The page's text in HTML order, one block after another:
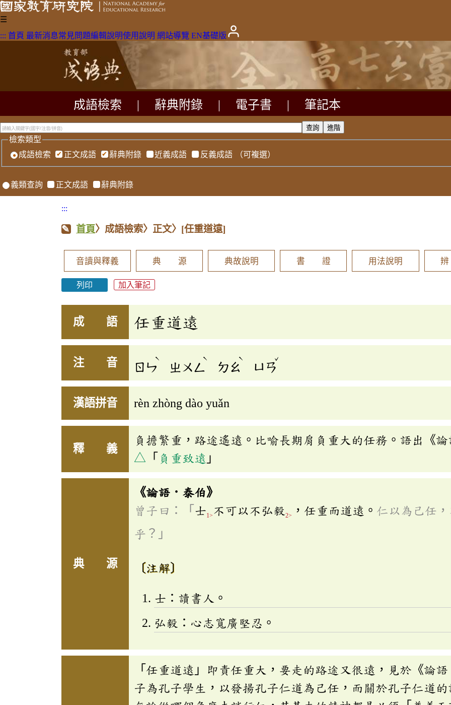
☰
::: 首頁 最新消息常見問題編輯說明使用說明 網站導覽 EN基礎版
成語檢索 辭典附錄 電子書 筆記本
檢索類型
成語檢索
正文成語 辭典附錄 近義成語 反義成語 （可複選）
義類查詢 正文成語 辭典附錄
:::
首頁〉成語檢索〉正文〉 [任重道遠]
音讀與釋義 典 源 典故說明 書 證 用法說明
列印 加入筆記
成 語 任重道遠
注 音 ㄖㄣ
ˋ
ㄓㄨㄥ
ˋ
ㄉㄠ
ˋ
ㄩㄢ
ˇ
漢語拼音 rèn zhòng dào yuǎn
釋 義
負擔繁重，路途遙遠。比喻長期肩負重大的任務。語出《
△ 「 負重致遠 」
典 源
《論語．泰伯》
曾子曰：「 士1> 不可以不弘毅 2> ，任重而道遠。 仁以為己任
乎？」
〔注解〕
士：讀書人。
弘毅：心志寬廣堅忍。
「任重道遠」即責任重大，要走的路途又很遠，見於《論
子為孔子學生，以發揚孔子仁道為己任，而關於孔子仁道